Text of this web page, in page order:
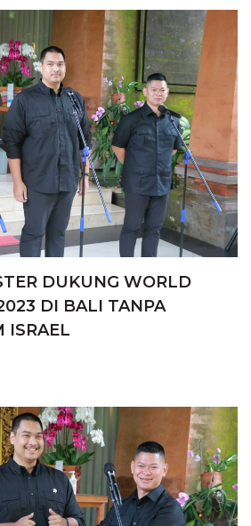
DUKUNG WORLD
DI BALI TANPA
ISRAEL